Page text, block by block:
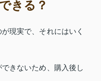
きる？
現実で、それにはいく
きないため、購入後し